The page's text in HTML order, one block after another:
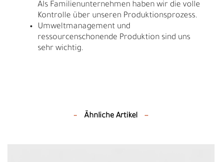
Als Familienunternehmen haben wir die volle
Kontrolle über unseren Produktionsprozess.
Umweltmanagement und
ressourcenschonende Produktion sind uns
sehr wichtig.
Ähnliche Artikel